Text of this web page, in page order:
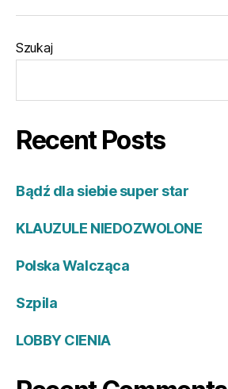
Szukaj
Recent Posts
Bądź dla siebie super star
KLAUZULE NIEDOZWOLONE
Polska Walcząca
Szpila
LOBBY CIENIA